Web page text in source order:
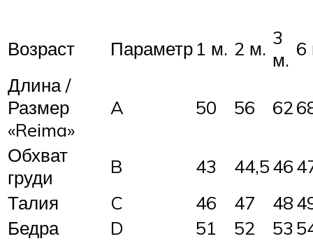
Возраст Параметр 1 м. 2 м. 3
м. 6
Длина /
Размер
«Reima»
A 50 56 62
Обхват
груди
B 43 44,546
Талия
C 46 47 48
Бедра
D 51 52 53